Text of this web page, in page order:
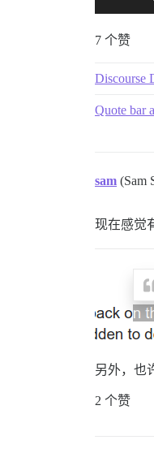
7 个赞
Discourse
Quote bar
sam (Sam
现在感觉
另外，也
2 个赞